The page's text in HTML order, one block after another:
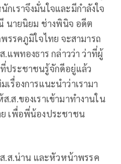
กเราจึงมั่นใจและมีกำลังใจ
นายนิยม ช่างพินิจ อดีต
รรคภูมิใจไทย จะสามารถ
แพทองธาร กล่าวว่า ว่าที่ผู้
ประชาชนรู้จักดีอยู่แล้ว
เรื่องการแนะนำว่าเรามา
ส.ของเราเข้ามาทำงานใน
เพื่อพี่น้องประชาชน
.ส.น่าน และหัวหน้าพรรค